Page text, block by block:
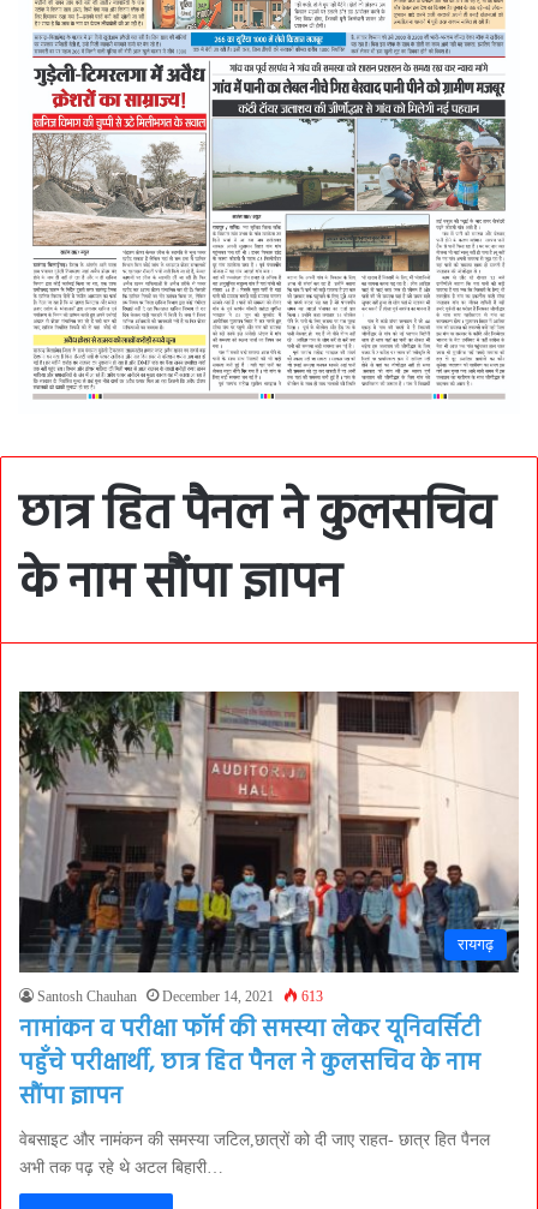
छात्र हित पैनल ने कुलसचिव
के नाम सौंपा ज्ञापन
रायगढ़
Santosh Chauhan December 14, 2021 613
नामांकन व परीक्षा फॉर्म की समस्या लेकर यूनिवर्सिटी
पहुँचे परीक्षार्थी, छात्र हित पैनल ने कुलसचिव के नाम
सौंपा ज्ञापन
वेबसाइट और नामंकन की समस्या जटिल,छात्रों को दी जाए राहत- छात्र हित पैनल
अभी तक पढ़ रहे थे अटल बिहारी…